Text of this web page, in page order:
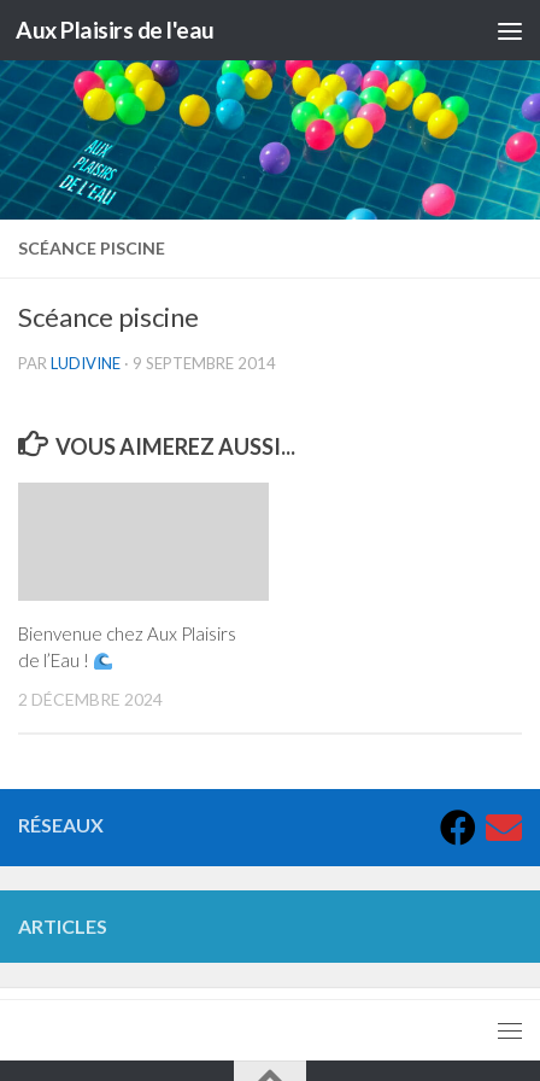
Skip to content
Aux Plaisirs de l'eau
SCÉANCE PISCINE
Scéance piscine
PARLUDIVINE · 9 SEPTEMBRE 2014
VOUS AIMEREZ AUSSI...
Bienvenue chez Aux Plaisirs
de l’Eau !
2 DÉCEMBRE 2024
RÉSEAUX
ARTICLES